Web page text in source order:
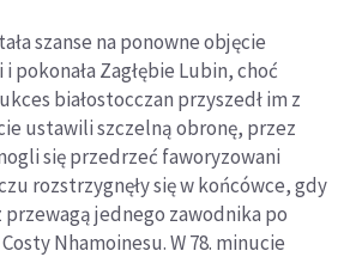
szanse na ponowne objęcie
pokonała Zagłębie Lubin, choć
białostocczan przyszedł im z
ustawili szczelną obronę, przez
się przedrzeć faworyzowani
rozstrzygnęły się w końcówce, gdy
przewagą jednego zawodnika po
Nhamoinesu. W 78. minucie